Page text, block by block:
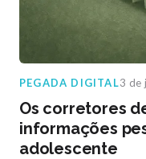
PEGADA DIGITAL3 de
Os corretores
informações
adolescente